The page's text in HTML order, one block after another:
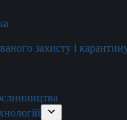
захисту і